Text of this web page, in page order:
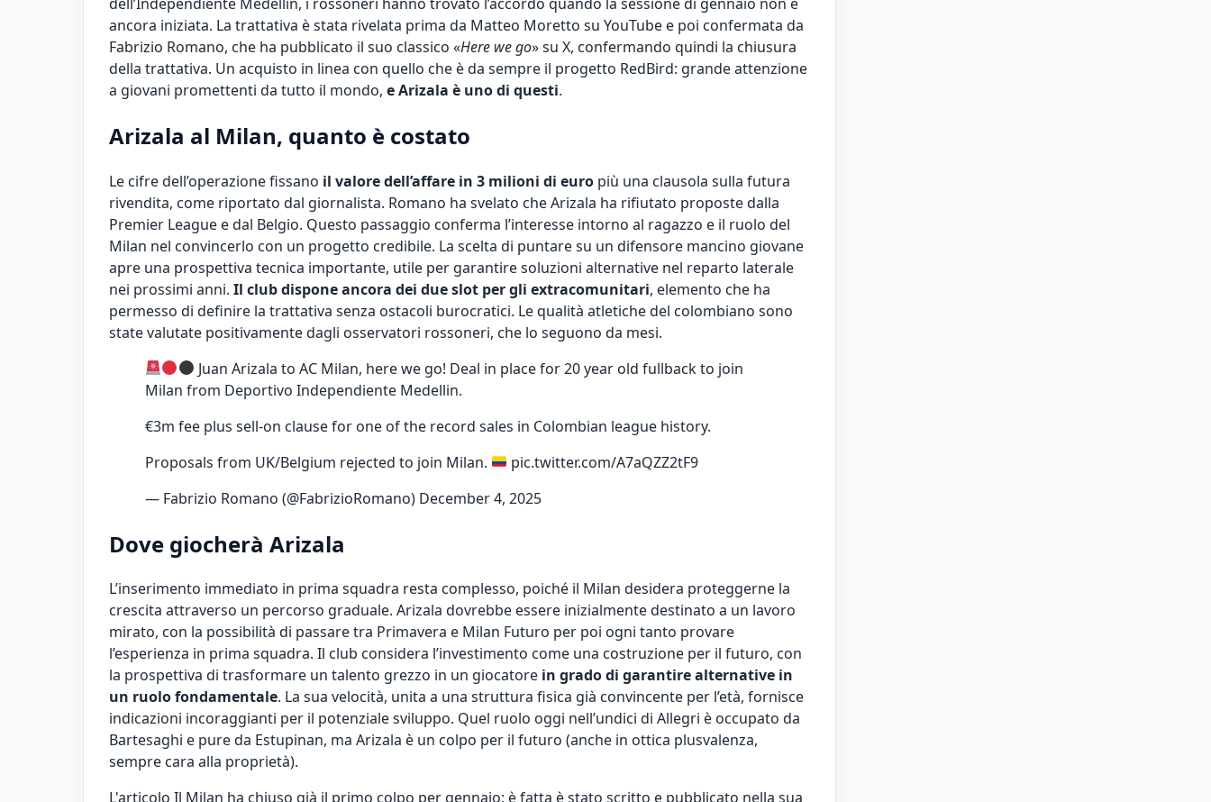
ancora iniziata. La trattativa è stata rivelata prima da Matteo Moretto su YouTube e poi confermata da
Fabrizio Romano, che ha pubblicato il suo classico «Here we go» su X, confermando quindi la chiusura
della trattativa. Un acquisto in linea con quello che è da sempre il progetto RedBird: grande attenzione
a giovani promettenti da tutto il mondo, e Arizala è uno di questi.
Arizala al Milan, quanto è costato
Le cifre dell’operazione fissano il valore dell’affare in 3 milioni di euro più una clausola sulla futura
rivendita, come riportato dal giornalista. Romano ha svelato che Arizala ha rifiutato proposte dalla
Premier League e dal Belgio. Questo passaggio conferma l’interesse intorno al ragazzo e il ruolo del
Milan nel convincerlo con un progetto credibile. La scelta di puntare su un difensore mancino giovane
apre una prospettiva tecnica importante, utile per garantire soluzioni alternative nel reparto laterale
nei prossimi anni. Il club dispone ancora dei due slot per gli extracomunitari, elemento che ha
permesso di definire la trattativa senza ostacoli burocratici. Le qualità atletiche del colombiano sono
state valutate positivamente dagli osservatori rossoneri, che lo seguono da mesi.
Juan Arizala to AC Milan, here we go! Deal in place for 20 year old fullback to join
Milan from Deportivo Independiente Medellin.
€3m fee plus sell-on clause for one of the record sales in Colombian league history.
Proposals from UK/Belgium rejected to join Milan.
pic.twitter.com/A7aQZZ2tF9
— Fabrizio Romano (@FabrizioRomano) December 4, 2025
Dove giocherà Arizala
L’inserimento immediato in prima squadra resta complesso, poiché il Milan desidera proteggerne la
crescita attraverso un percorso graduale. Arizala dovrebbe essere inizialmente destinato a un lavoro
mirato, con la possibilità di passare tra Primavera e Milan Futuro per poi ogni tanto provare
l’esperienza in prima squadra. Il club considera l’investimento come una costruzione per il futuro, con
la prospettiva di trasformare un talento grezzo in un giocatore in grado di garantire alternative in
un ruolo fondamentale. La sua velocità, unita a una struttura fisica già convincente per l’età, fornisce
indicazioni incoraggianti per il potenziale sviluppo. Quel ruolo oggi nell’undici di Allegri è occupato da
Bartesaghi e pure da Estupinan, ma Arizala è un colpo per il futuro (anche in ottica plusvalenza,
sempre cara alla proprietà).
L'articolo Il Milan ha chiuso già il primo colpo per gennaio: è fatta è stato scritto e pubblicato nella sua